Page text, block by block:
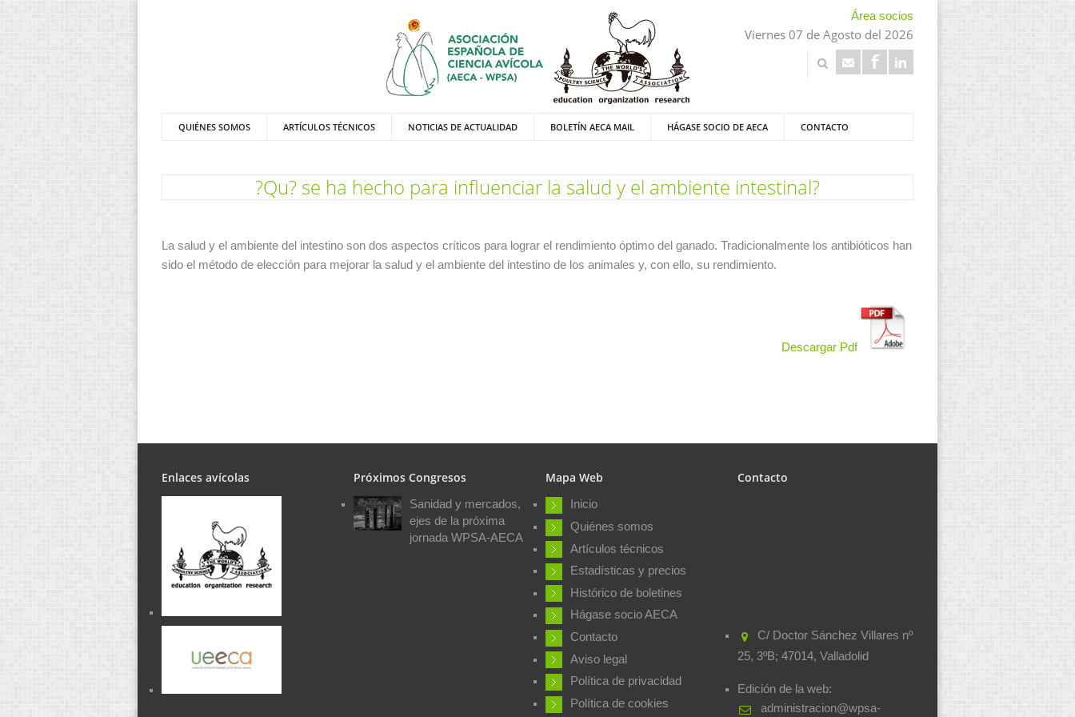
Área socios
Viernes 07 de Agosto del 2026
QUIÉNES SOMOS ARTÍCULOS TÉCNICOS NOTICIAS DE ACTUALIDAD BOLETÍN AECA MAIL HÁGASE SOCIO DE AECA CONTACTO
?Qu? se ha hecho para influenciar la salud y el ambiente intestinal?
La salud y el ambiente del intestino son dos aspectos críticos para lograr el rendimiento óptimo del ganado. Tradicionalmente los antibióticos han
sido el método de elección para mejorar la salud y el ambiente del intestino de los animales y, con ello, su rendimiento.
Descargar Pdf
Enlaces avícolas Próximos Congresos
Sanidad y mercados,
ejes de la próxima
jornada WPSA-AECA
Mapa Web
Inicio
Quiénes somos
Artículos técnicos
Estadísticas y precios
Histórico de boletines
Hágase socio AECA
Contacto
Aviso legal
Política de privacidad
Política de cookies
Contacto
C/ Doctor Sánchez Villares nº
25, 3ºB; 47014, Valladolid
Edición de la web:
administracion@wpsa-